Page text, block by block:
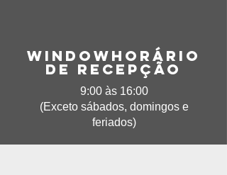
Window​Horário
de recepção
9:00 às 16:00
(Exceto sábados, domingos e
feriados)